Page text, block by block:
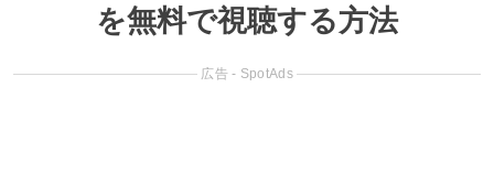
を無料で視聴する方法
広告 - SpotAds